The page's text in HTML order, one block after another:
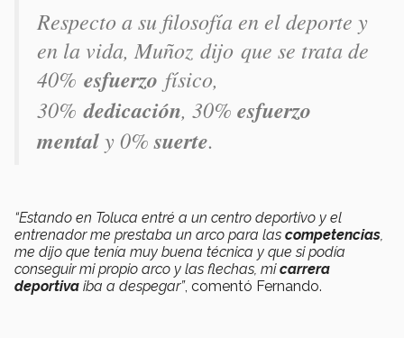
Respecto a su filosofía en el deporte y
en la vida, Muñoz dijo que se trata de
40% esfuerzo físico,
30%dedicación, 30% esfuerzo
mentaly 0%suerte.
“Estando en Toluca entré a un centro deportivo y el
entrenador me prestaba un arco para las competencias,
me dijo que tenía muy buena técnica y que si podía
conseguir mi propio arco y las flechas, micarrera
deportiva iba a despegar”, comentó Fernando.